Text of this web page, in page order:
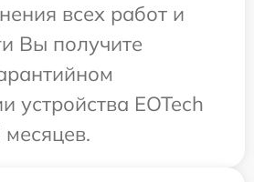
всех работ и
Вы получите
устройства EOTech